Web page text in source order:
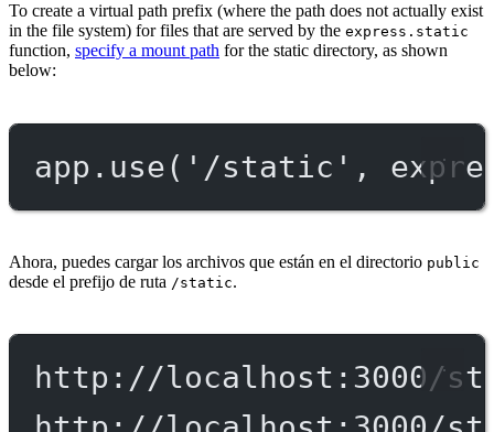
To create a virtual path prefix (where the path does not actually exist
in the file system) for files that are served by the express.static
function, specify a mount path for the static directory, as shown
below:
app. use( '/static' ,
Ahora, puedes cargar los archivos que están en el directorio public
desde el prefijo de ruta /static.
http://localhost:3000/